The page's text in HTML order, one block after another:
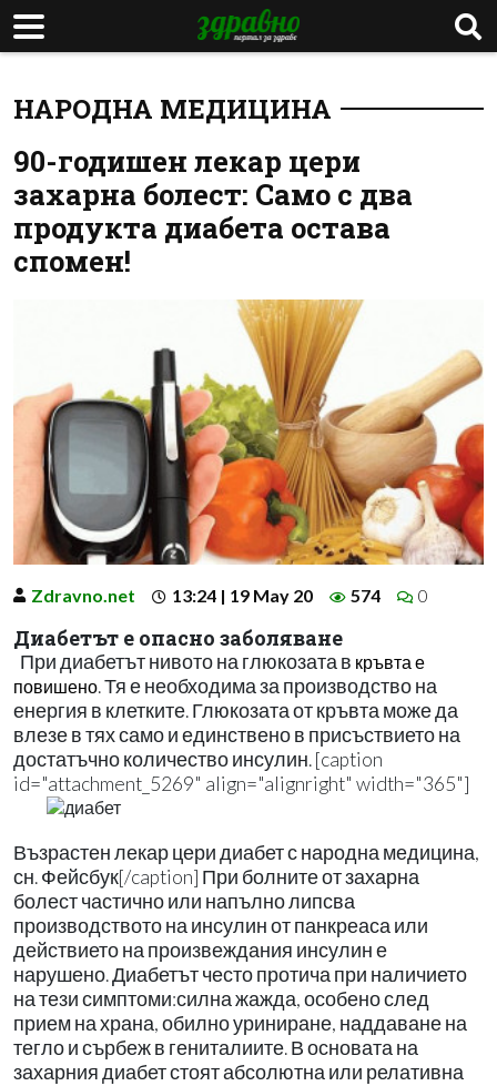
НАРОДНА МЕДИЦИНА
90-годишен лекар цери
захарна болест: Само с два
продукта диабета остава
спомен!
Zdravno.net 13:24 | 19 May 20 574 0
Диабетът е опасно заболяване
При диабетът нивото на глюкозата в кръвта е
повишено. Тя е необходима за производство на
енергия в клетките. Глюкозата от кръвта може да
влезе в тях само и единствено в присъствието на
достатъчно количество инсулин. [caption
id="attachment_5269" align="alignright" width="365"]
Възрастен лекар цери диабет с народна медицина,
сн. Фейсбук[/caption] При болните от захарна
болест частично или напълно липсва
производството на инсулин от панкреаса или
действието на произвеждания инсулин е
нарушено. Диабетът често протича при наличието
на тези симптоми:силна жажда, особено след
прием на храна, обилно уриниране, наддаване на
тегло и сърбеж в гениталиите. В основата на
захарния диабет стоят абсолютна или релативна